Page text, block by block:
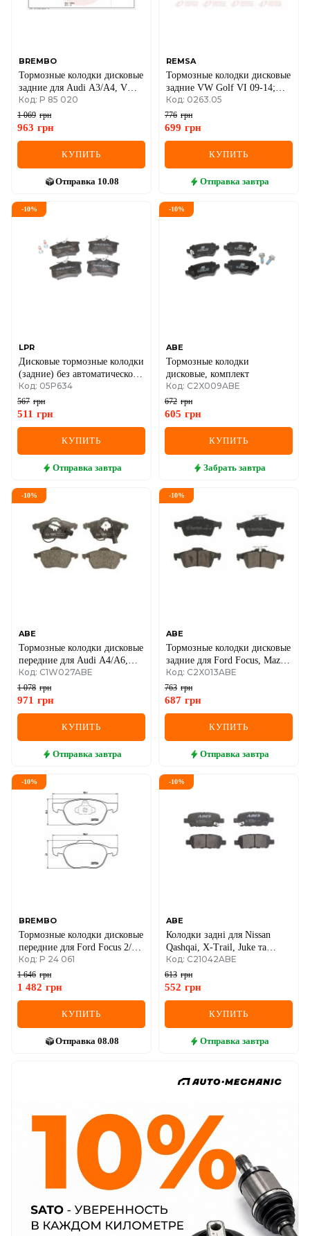
NISSAN
OPEL
PEUGEOT
POLESTAR
PORSCHE
RAM
RAVON
RENAULT
SMART
SSANGYONG
SUBARU
VOLVO
VW
BREMBO
Тормозные колодки дисковые
задние для Audi A3/A4, VW
Golf, Skoda Octavia, Passat.
Код: P 85 020
1 069 грн
963 грн
КУПИТЬ
Отправка 10.08
REMSA
Тормозные колодки дисковые
задние VW Golf VI 09-14;
AUDI A4 04-08; SKODA
Octavia A7 13-19; Toyota
Corolla 91-97; RENAULT
Код: 0263.05
776 грн
699 грн
КУПИТЬ
Отправка завтра
-10%
LPR
Дисковые тормозные колодки
(задние) без автоматического
тормоза стоянки Renault
Megane III + IV / Scenic III +
IV / Fluence
Код: 05P634
567 грн
511 грн
КУПИТЬ
Отправка завтра
-10%
ABE
Тормозные колодки
дисковые, комплект
Код: C2X009ABE
672 грн
605 грн
КУПИТЬ
Забрать завтра
-10%
ABE
Тормозные колодки дисковые
передние для Audi A4/A6,
VW Passat B5, Golf 4
Код: C1W027ABE
1 078 грн
971 грн
КУПИТЬ
Отправка завтра
-10%
ABE
Тормозные колодки дисковые
задние для Ford Focus, Mazda
3, Volvo S40/V50
Код: C2X013ABE
763 грн
687 грн
КУПИТЬ
Отправка завтра
-10%
BREMBO
Тормозные колодки дисковые
передние для Ford Focus 2/3,
Mazda 3, Volvo S40/V50
Код: P 24 061
1 646 грн
1 482 грн
КУПИТЬ
Отправка 08.08
-10%
ABE
Колодки задні для Nissan
Qashqai, X-Trail, Juke та
Infiniti.
Код: C21042ABE
613 грн
552 грн
КУПИТЬ
Отправка завтра